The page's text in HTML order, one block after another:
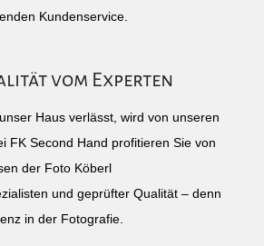
Kundenservice.
vom Experten
Haus verlässt, wird von unseren
FK Second Hand profitieren Sie von
der Foto Köberl
und geprüfter Qualität – denn
in der Fotografie.